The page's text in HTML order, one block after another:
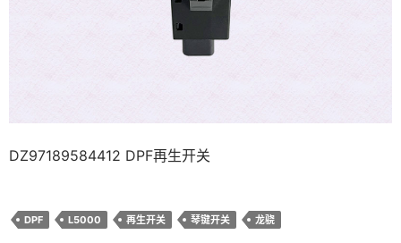
DZ97189584412 DPF再生开关
DPF L5000 再生开关 琴键开关 龙骁